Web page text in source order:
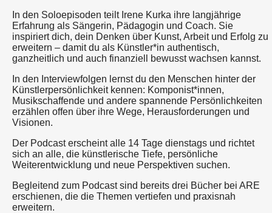
In den Soloepisoden teilt Irene Kurka ihre langjährige
Erfahrung als Sängerin, Pädagogin und Coach. Sie
inspiriert dich, dein Denken über Kunst, Arbeit und Erfolg zu
erweitern – damit du als Künstler*in authentisch,
ganzheitlich und auch finanziell bewusst wachsen kannst.
In den Interviewfolgen lernst du den Menschen hinter der
Künstlerpersönlichkeit kennen: Komponist*innen,
Musikschaffende und andere spannende Persönlichkeiten
erzählen offen über ihre Wege, Herausforderungen und
Visionen.
Der Podcast erscheint alle 14 Tage dienstags und richtet
sich an alle, die künstlerische Tiefe, persönliche
Weiterentwicklung und neue Perspektiven suchen.
Begleitend zum Podcast sind bereits drei Bücher bei ARE
erschienen, die die Themen vertiefen und praxisnah
erweitern.